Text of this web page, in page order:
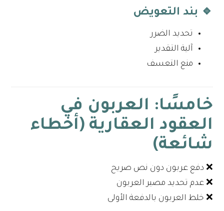
🔹 بند التعويض
تحديد الضرر
آلية التقدير
منع التعسف
خامسًا: العربون في
العقود العقارية (أخطاء
شائعة)
❌ دفع عربون دون نص صريح
❌ عدم تحديد مصير العربون
❌ خلط العربون بالدفعة الأولى